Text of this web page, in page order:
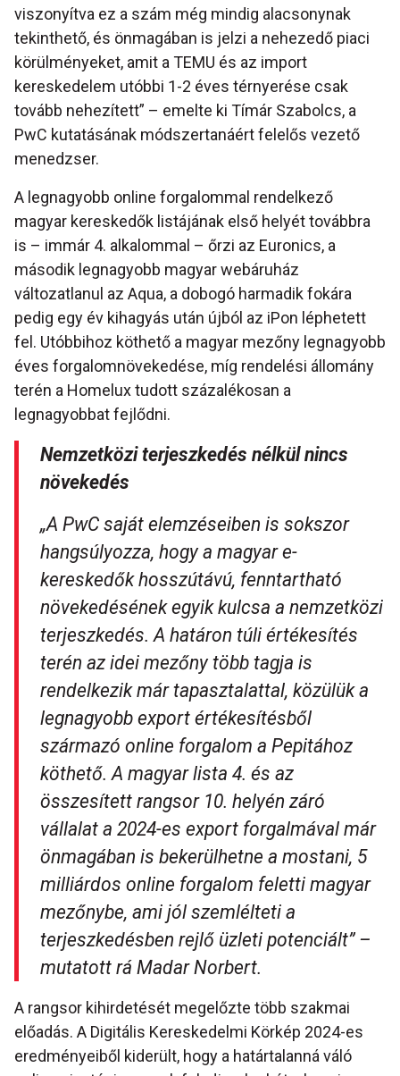
viszonyítva ez a szám még mindig alacsonynak
tekinthető, és önmagában is jelzi a nehezedő piaci
körülményeket, amit a TEMU és az import
kereskedelem utóbbi 1-2 éves térnyerése csak
tovább nehezített” – emelte ki Tímár Szabolcs, a
PwC kutatásának módszertanáért felelős vezető
menedzser.
A legnagyobb online forgalommal rendelkező
magyar kereskedők listájának első helyét továbbra
is – immár 4. alkalommal – őrzi az Euronics, a
második legnagyobb magyar webáruház
változatlanul az Aqua, a dobogó harmadik fokára
pedig egy év kihagyás után újból az iPon léphetett
fel. Utóbbihoz köthető a magyar mezőny legnagyobb
éves forgalomnövekedése, míg rendelési állomány
terén a Homelux tudott százalékosan a
legnagyobbat fejlődni.
Nemzetközi terjeszkedés nélkül nincs
növekedés
„A PwC saját elemzéseiben is sokszor
hangsúlyozza, hogy a magyar e-
kereskedők hosszútávú, fenntartható
növekedésének egyik kulcsa a nemzetközi
terjeszkedés. A határon túli értékesítés
terén az idei mezőny több tagja is
rendelkezik már tapasztalattal, közülük a
legnagyobb export értékesítésből
származó online forgalom a Pepitához
köthető. A magyar lista 4. és az
összesített rangsor 10. helyén záró
vállalat a 2024-es export forgalmával már
önmagában is bekerülhetne a mostani, 5
milliárdos online forgalom feletti magyar
mezőnybe, ami jól szemlélteti a
terjeszkedésben rejlő üzleti potenciált” –
mutatott rá Madar Norbert.
A rangsor kihirdetését megelőzte több szakmai
előadás. A Digitális Kereskedelmi Körkép 2024-es
eredményeiből kiderült, hogy a határtalanná váló